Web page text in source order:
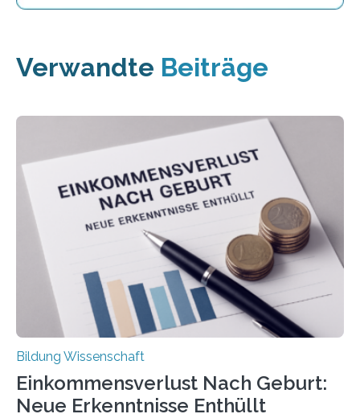
Verwandte Beiträge
Bildung Wissenschaft
Einkommensverlust Nach Geburt:
Neue Erkenntnisse Enthüllt